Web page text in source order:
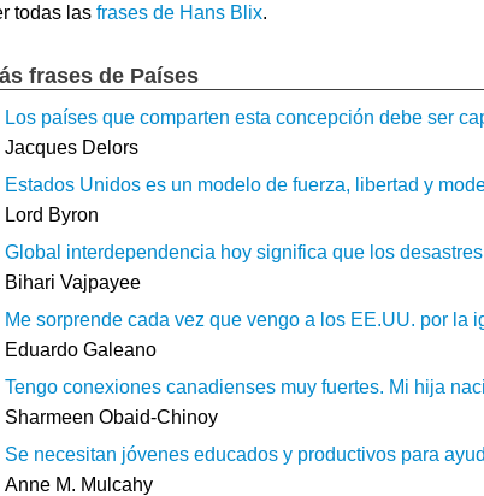
todas las frases de Hans Blix.
frases de Países
Los países que comparten esta concepción debe ser
Jacques Delors
Estados Unidos es un modelo de fuerza, libertad y
Lord Byron
Global interdependencia hoy significa que los
Bihari Vajpayee
Me sorprende cada vez que vengo a los EE.UU. por la
Eduardo Galeano
Tengo conexiones canadienses muy fuertes. Mi hija
Sharmeen Obaid-Chinoy
Se necesitan jóvenes educados y productivos para
Anne M. Mulcahy